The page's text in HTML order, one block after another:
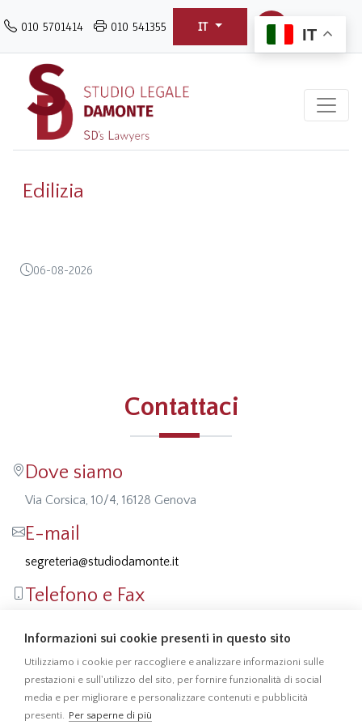
al
contenuto
principale
010 5701414 010 541355 IT IT
Edilizia
06-08-2026
Contattaci
Dove siamo
Via Corsica, 10/4, 16128 Genova
E-mail
segreteria@studiodamonte.it
Telefono e Fax
Fax: 010 541355
Informazioni sui cookie presenti in questo sito
Utilizziamo i cookie per raccogliere e analizzare informazioni sulle
prestazioni e sull'utilizzo del sito, per fornire funzionalità di social
media e per migliorare e personalizzare contenuti e pubblicità
presenti. Per saperne di più